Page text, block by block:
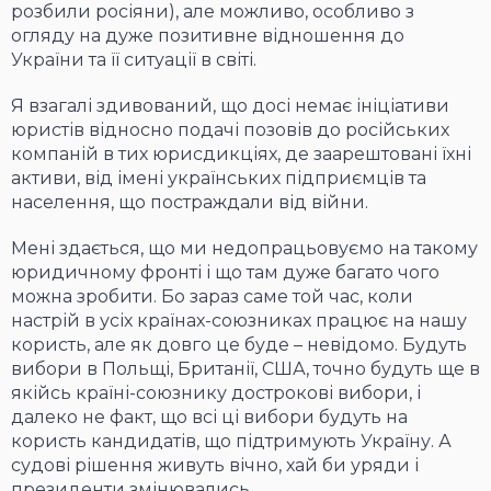
розбили росіяни), але можливо, особливо з
огляду на дуже позитивне відношення до
України та її ситуації в світі.
Я взагалі здивований, що досі немає ініціативи
юристів відносно подачі позовів до російських
компаній в тих юрисдикціях, де заарештовані їхні
активи, від імені українських підприємців та
населення, що постраждали від війни.
Мені здається, що ми недопрацьовуємо на такому
юридичному фронті і що там дуже багато чого
можна зробити. Бо зараз саме той час, коли
настрій в усіх країнах-союзниках працює на нашу
користь, але як довго це буде – невідомо. Будуть
вибори в Польщі, Британії, США, точно будуть ще в
якійсь країні-союзнику дострокові вибори, і
далеко не факт, що всі ці вибори будуть на
користь кандидатів, що підтримують Україну. А
судові рішення живуть вічно, хай би уряди і